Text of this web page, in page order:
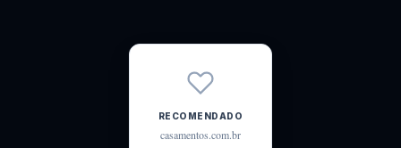
RECOMENDADO
casamentos.com.br